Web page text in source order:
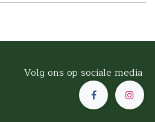
Volg ons op sociale media